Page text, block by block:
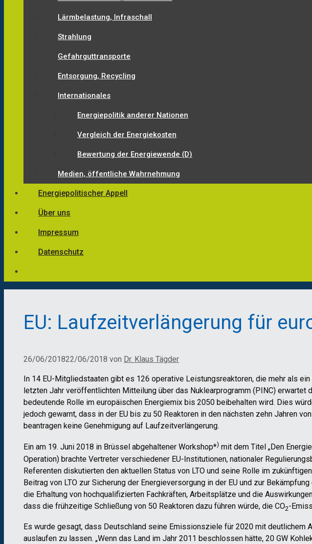
Lärmbelastung, Infraschall
Strahlung
Gefahrguttransporte
Entsorgung, Recycling
Internationales
Energiepolitik anderer Nationen
Vergleich der Energiekosten
Bewertung der Energiewende (D)
Medien, öffentliche Wahrnehmung
Energiepolitischer Appell
Über uns
Impressum
Datenschutz
EU: Laufzeitverlängerung für
26/06/201822/06/2018 von Dr. Klaus Tägder
In 14 EU-Mitgliedstaaten gibt es 126 operative Leistungsreaktoren, die mehr als
letzten Jahr veröffentlichten Mitteilung über das Nuklearprogramm (PINC)
bedeutende Rolle im europäischen Energiemix bis 2050 beibehalten wird. Dies
jedoch gewarnt, dass in der EU bis zu 50 Reaktoren in den nächsten zehn Jahren
beantragen keine Genehmigung auf Laufzeitverlängerung.
Ein am 19. Juni 2018 in Brüssel abgehaltener Workshop*) mit dem Titel „Den
Operation) brachte Vertreter verschiedener EU-Institutionen, nationaler
Referenten diskutierten den aktuellen Status von LTO und seine Rolle im
Beitrag von LTO zur Sicherung der Energieversorgung in der EU und zur
die Erhaltung von hochqualifizierten Fachkräften, Arbeitsplätze und die
dass die frühzeitige Schließung von 50 Reaktoren dazu führen würde, die CO2-
Es wurde gesagt, dass Deutschland seine Emissionsziele für 2020 mit deutlichem
auslaufen zu lassen. „Wenn das Land im Jahr 2011 beschlossen hätte, 20 GW